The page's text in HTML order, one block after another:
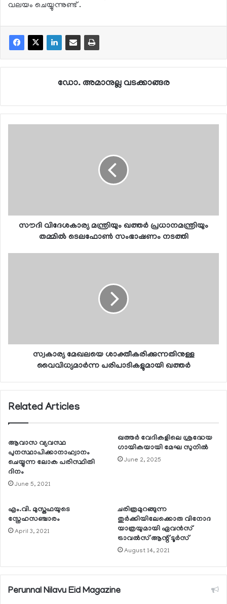
വലയം ചെയ്യുന്നുണ്ട് .
ഡോ. അമാനുല്ല വടക്കാങ്ങര
സൗദി വിദേശകാര്യ മന്ത്രിയും ഖത്തര്‍ പ്രധാനമന്ത്രിയും
തമ്മില്‍ ടെലഫോണ്‍ സംഭാഷണം നടത്തി
സ്വകാര്യ മേഖലയെ ശാക്തീകരിക്കുന്നതിനുള്ള
വൈവിധ്യമാര്‍ന്ന പരിപാടികളുമായി ഖത്തര്‍
Related Articles
ആവാസ വ്യവസ്ഥ
പുനസ്ഥാപിക്കാനാഹ്വാനം
ചെയ്യുന്ന ലോക പരിസ്ഥിതി
ദിനം
June 5, 2021
ഖത്തര്‍ വേദികളിലെ ശ്രദ്ധേയ
ഗായികയായി മേഘ സുനില്‍
June 2, 2025
എം.വി. മുസ്തഫയുടെ
സ്നേഹസഞ്ചാരം
April 3, 2021
ചരിത്രമുറങ്ങുന്ന
തുര്‍ക്കിയിലേക്കൊരു വിനോദ
യാത്രയുമായി ഏവന്‍സ്
ട്രാവല്‍സ് ആന്റ് ടൂര്‍സ്
August 14, 2021
Perunnal Nilavu Eid Magazine